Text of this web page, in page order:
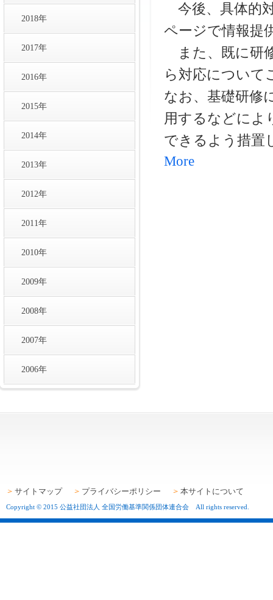
2018年
2017年
2016年
2015年
2014年
2013年
2012年
2011年
2010年
2009年
2008年
2007年
2006年
今後、具体的
ページで情報提
また、既に研
ら対応について
なお、基礎研修
用するなどによ
できるよう措置
More
サイトマップ プライバシーポリシー 本サイトについて
Copyright © 2015 公益社団法人 全国労働基準関係団体連合会 All rights reserved.